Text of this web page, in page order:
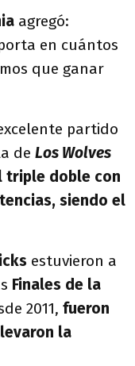
agregó:
en cuántos
que ganar
partido
de Los Wolves
triple doble con
siendo el
estuvieron a
Finales de la
2011, fueron
la